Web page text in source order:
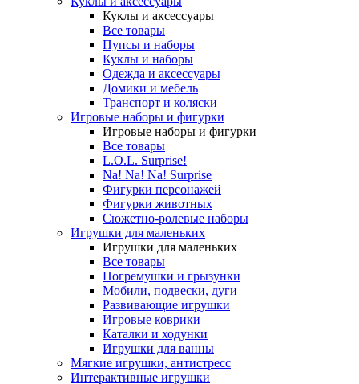
Куклы и аксессуары
Все товары
Пупсы и наборы
Куклы и наборы
Одежда и аксессуары
Домики и мебель
Транспорт и коляски
Игровые наборы и фигурки
Игровые наборы и фигурки
Все товары
L.O.L. Surprise!
Na! Na! Na! Surprise
Фигурки персонажей
Фигурки животных
Сюжетно-ролевые наборы
Игрушки для маленьких
Игрушки для маленьких
Все товары
Погремушки и грызунки
Мобили, подвески, дуги
Развивающие игрушки
Игровые коврики
Каталки и ходунки
Игрушки для ванны
Мягкие игрушки, антистресс
Интерактивные игрушки